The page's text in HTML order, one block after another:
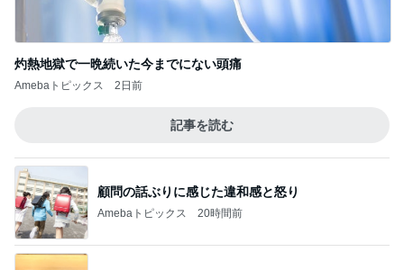
顧問の話ぶりに感じた違和感と怒り
Amebaトピックス 20時間前
Amebaトピックス 19時間前
假屋崎省吾 愛犬の6歳の誕生日
Amebaトピックス 1日前